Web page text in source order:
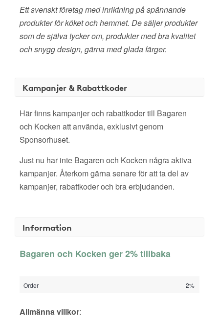
Ett svenskt företag med inriktning på spännande
produkter för köket och hemmet. De säljer produkter
som de själva tycker om, produkter med bra kvalitet
och snygg design, gärna med glada färger.
Kampanjer & Rabattkoder
Här finns kampanjer och rabattkoder till Bagaren
och Kocken att använda, exklusivt genom
Sponsorhuset.
Just nu har inte Bagaren och Kocken några aktiva
kampanjer. Återkom gärna senare för att ta del av
kampanjer, rabattkoder och bra erbjudanden.
Information
Bagaren och Kocken ger 2% tillbaka
Order 2%
Allmänna villkor: